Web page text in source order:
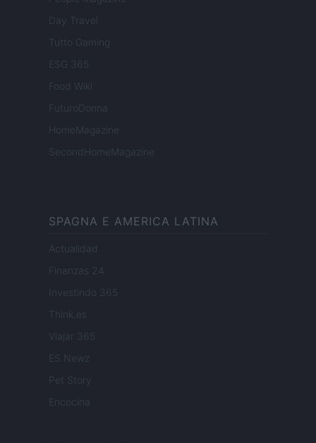
Day Travel
Tutto Gaming
ESG 365
Food Wiki
FuturoDonna
HomeMagazine
SecondHomeMagazine
SPAGNA E AMERICA LATINA
Actualidad
Finanzas 24
Investindo 365
Think.es
Viajar 365
ES Newz
Pet Story
Encocina